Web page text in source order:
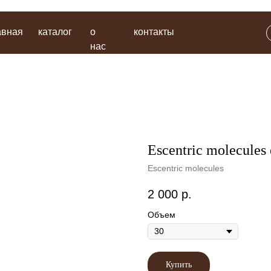
каталог о контакты
Escentric molecules
Escentric molecules
2 000 р.
Объем
Купить